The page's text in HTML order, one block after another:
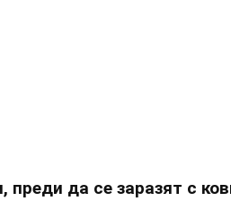
преди да се заразят с